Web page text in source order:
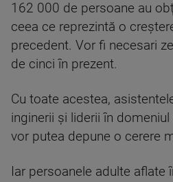
162 000 de persoane au
ceea ce reprezintă o
precedent. Vor fi necesari
de cinci în prezent.
Cu toate acestea,
inginerii şi liderii în
vor putea depune o cerere
Iar persoanele adulte aflate